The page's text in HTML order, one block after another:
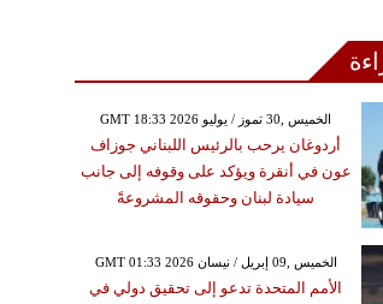
GMT 18:33 2026 الخميس ,30 تموز / يوليو
أردوغان يرحب بالرئيس اللبناني جوزاف
عون في أنقرة ويؤكد على وقوفه إلى جانب
سيادة لبنان وحقوقه المشروعةً
GMT 01:33 2026 الخميس ,09 إبريل / نيسان
الأمم المتحدة تدعو إلى تحقيق دولي في